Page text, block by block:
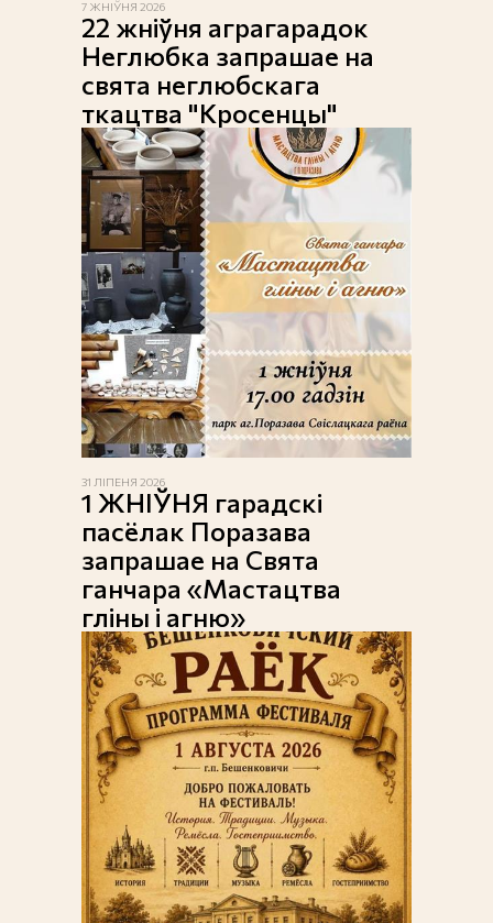
7 ЖНІЎНЯ 2026
22 жніўня аграгарадок
Неглюбка запрашае на
свята неглюбскага
ткацтва "Кросенцы"
31 ЛІПЕНЯ 2026
1 ЖНІЎНЯ гарадскі
пасёлак Поразава
запрашае на Свята
ганчара «Мастацтва
гліны і агню»